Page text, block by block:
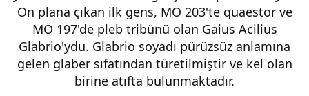
Ön plana çıkan ilk gens, MÖ 203'te quaestor ve
MÖ 197'de pleb tribünü olan Gaius Acilius
Glabrio'ydu. Glabrio soyadı pürüzsüz anlamına
gelen glaber sıfatından türetilmiştir ve kel olan
birine atıfta bulunmaktadır.